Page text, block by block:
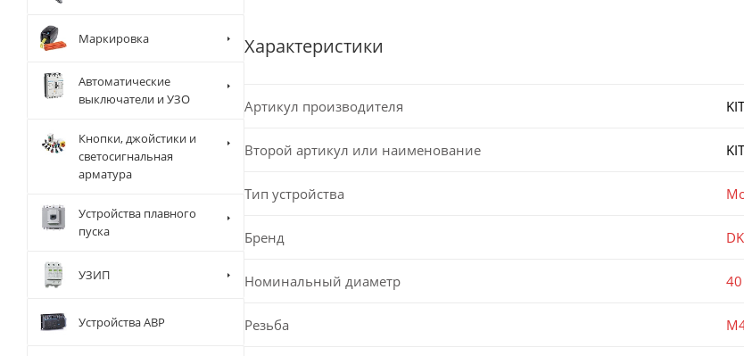
Характеристики
Артикул производителя
Второй артикул или наименование
Тип устройства
Бренд
Номинальный диаметр
Резьба
Маркировка
Автоматические
выключатели и УЗО
Кнопки, джойстики и
светосигнальная
арматура
Устройства плавного
пуска
УЗИП
Устройства АВР